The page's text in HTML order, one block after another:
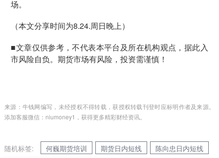
场。
（本文分享时间为8.24.周日晚上）
■文章仅供参考，不代表本平台及所在机构观点，据此入
市风险自负。期货市场有风险，投资需谨慎！
来源：牛钱网编写，未经授权不得转载，获授权转载刊登时应标明作者及来源。
添加客服微信：niumoney1，获得更多精彩财经资讯。
随机标签: 何巍期货培训 期货日内短线
陈向忠日内短线